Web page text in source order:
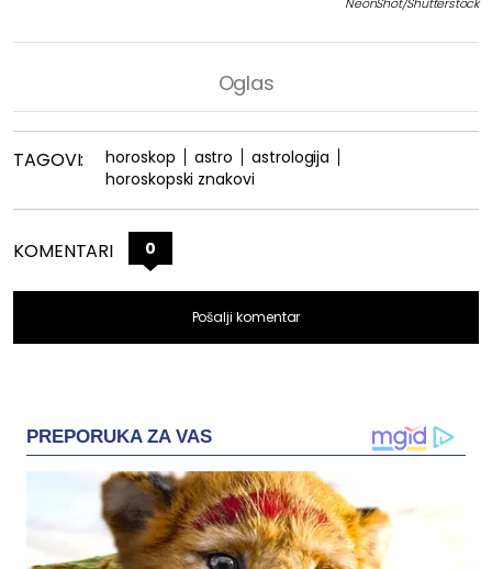
TAGOVI: horoskop astro
astrologija
horoskopski znakovi
KOMENTARI 0
Pošalji komentar
PREPORUKA ZA VAS